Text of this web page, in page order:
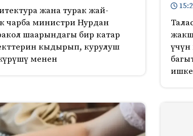
жана турак жай-
чарба министри Нурдан
шаарындагы бир катар
кыдырып, курулуш
менен
үчүн